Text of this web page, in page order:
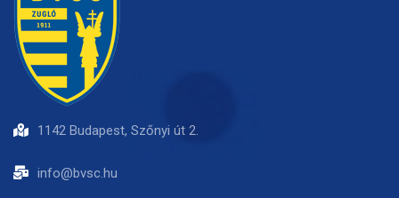
1142 Budapest, Szőnyi út 2.
info@bvsc.hu